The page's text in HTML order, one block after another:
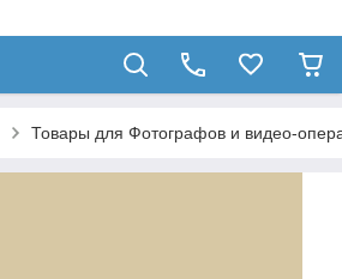
Товары для Фотографов и видео-